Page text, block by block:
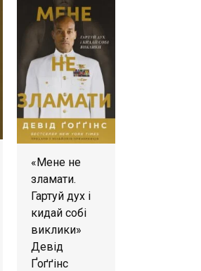
«Мене не
зламати.
Гартуй дух і
кидай собі
виклики»
Девід
Ґоґґінс